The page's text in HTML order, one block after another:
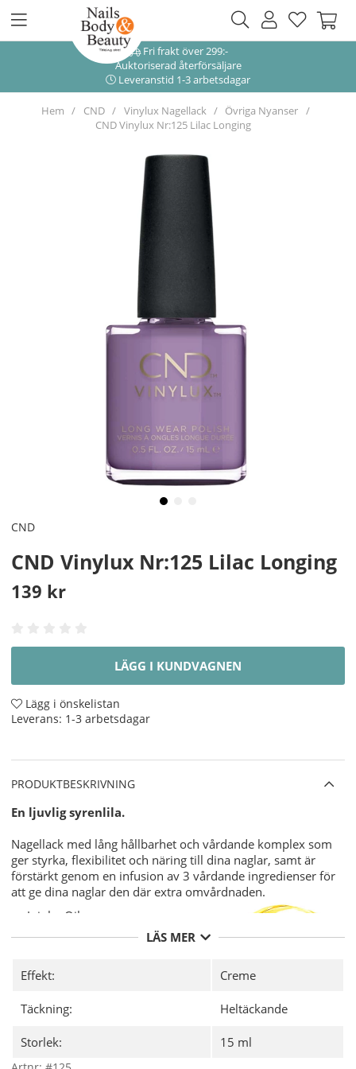
Fri frakt över 299:-
Auktoriserad återförsäljare
Leveranstid 1-3 arbetsdagar
Hem CND Vinylux Nagellack
Övriga Nyanser
CND Vinylux Nr:125 Lilac Longing
CND
CND Vinylux Nr:125 Lilac Longing
139 kr
LÄGG I KUNDVAGNEN
Lägg i önskelistan
Leverans: 1-3 arbetsdagar
PRODUKTBESKRIVNING
En ljuvlig syrenlila.
Nagellack med lång hållbarhet och vårdande komplex som
ger styrka, flexibilitet och näring till dina naglar, samt är
förstärkt genom en infusion av 3 vårdande ingredienser för
att ge dina naglar den där extra omvårdnaden.
Jojoba Oil.
Varför CND Vinylux?
Vinylux Long Wear Top Coat.
då det är integrerat i nagellacket.
LÄS MER
Effekt: Creme
Täckning: Heltäckande
Storlek: 15 ml